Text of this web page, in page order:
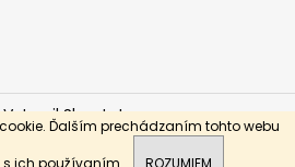
Ďalším prechádzaním tohto webu
Vytvoril Shoptet